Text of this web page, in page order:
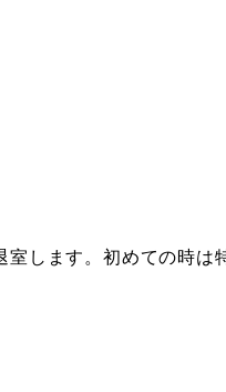
します。初めての時は